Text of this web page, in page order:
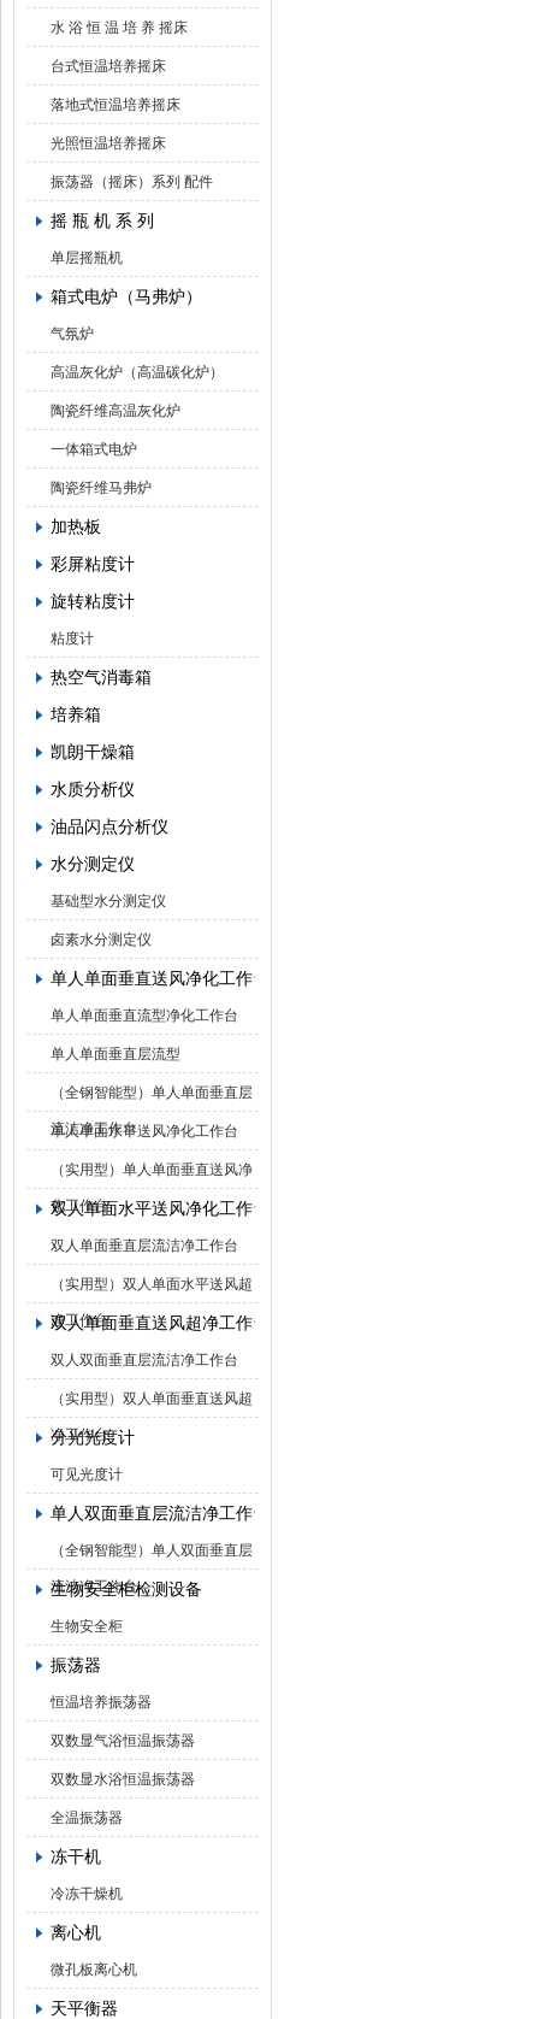
水 浴 恒 温 培 养 摇床
台式恒温培养摇床
落地式恒温培养摇床
光照恒温培养摇床
振荡器（摇床）系列 配件
摇 瓶 机 系 列
单层摇瓶机
箱式电炉（马弗炉）
气氛炉
高温灰化炉（高温碳化炉）
陶瓷纤维高温灰化炉
一体箱式电炉
陶瓷纤维马弗炉
加热板
彩屏粘度计
旋转粘度计
粘度计
热空气消毒箱
培养箱
凯朗干燥箱
水质分析仪
油品闪点分析仪
水分测定仪
基础型水分测定仪
卤素水分测定仪
单人单面垂直送风净化工作台
单人单面垂直流型净化工作台
单人单面垂直层流型
（全钢智能型）单人单面垂直层
流洁净工作台
单人单面水平送风净化工作台
（实用型）单人单面垂直送风净
化工作台
双人单面水平送风净化工作台
双人单面垂直层流洁净工作台
（实用型）双人单面水平送风超
净工作台
双人单面垂直送风超净工作台
双人双面垂直层流洁净工作台
（实用型）双人单面垂直送风超
净工作台
分光光度计
可见光度计
单人双面垂直层流洁净工作台
（全钢智能型）单人双面垂直层
流洁净工作台
生物安全柜检测设备
生物安全柜
振荡器
恒温培养振荡器
双数显气浴恒温振荡器
双数显水浴恒温振荡器
全温振荡器
冻干机
冷冻干燥机
离心机
微孔板离心机
天平衡器